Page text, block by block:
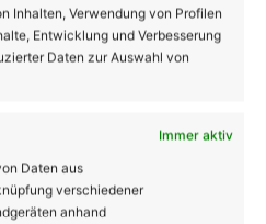
Inhalten, Verwendung von Profilen
Entwicklung und Verbesserung
Daten zur Auswahl von
Immer aktiv
Daten aus
verschiedener
anhand
der Corona-Regeln ab
nach: